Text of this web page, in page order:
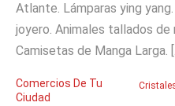
Atlante. Lámparas ying
joyero. Animales tallados de
Camisetas de Manga Larga.
Comercios De Tu
Ciudad